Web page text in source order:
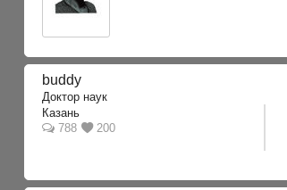
buddy
Доктор наук
Казань
788
200